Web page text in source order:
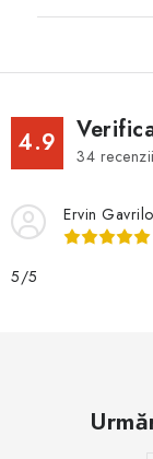
4.9 34
Ervin
5/5